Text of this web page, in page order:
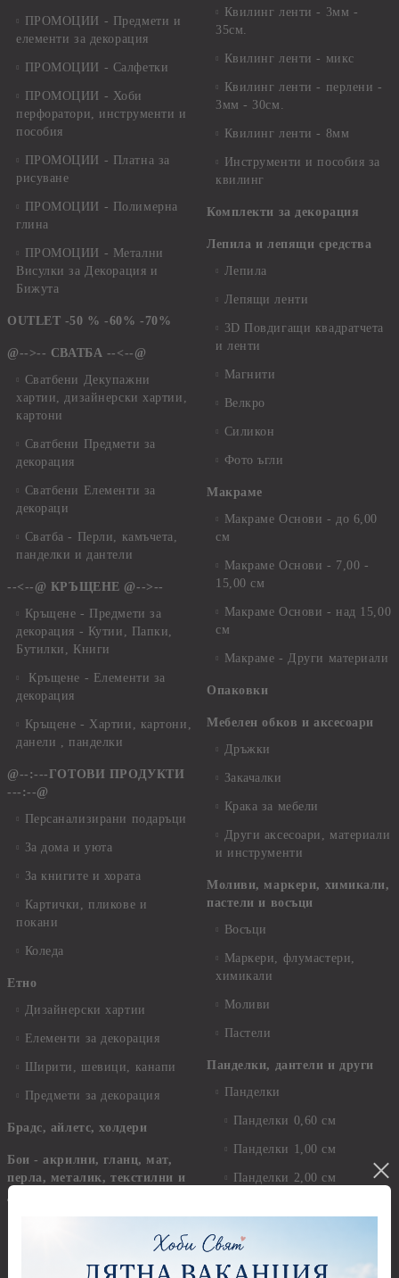
ПРОМОЦИИ - Предмети и
елементи за декорация
ПРОМОЦИИ - Салфетки
ПРОМОЦИИ - Хоби
перфоратори, инструменти и
пособия
ПРОМОЦИИ - Платна за
рисуване
ПРОМОЦИИ - Полимерна
глина
ПРОМОЦИИ - Метални
Висулки за Декорация и
Бижута
OUTLET -50 % -60% -70%
@-->-- СВАТБА --<--@
Сватбени Декупажни
хартии, дизайнерски хартии,
картони
Сватбени Предмети за
декорация
Сватбени Елементи за
декораци
Сватба - Перли, камъчета,
панделки и дантели
--<--@ КРЪЩЕНЕ @-->--
Кръщене - Предмети за
декорация - Кутии, Папки,
Бутилки, Книги
Кръщене - Елементи за
декорация
Кръщене - Хартии, картони,
данели , панделки
@--:---ГОТОВИ ПРОДУКТИ
---:--@
Персанализирани подаръци
За дома и уюта
За книгите и хората
Картички, пликове и
покани
Коледа
Етно
Дизайнерски хартии
Елементи за декорация
Ширити, шевици, канапи
Предмети за декорация
Брадс, айлетс, холдери
Бои - акрилни, гланц, мат,
перла, металик, текстилни и
други
Акрилни бои - Pentart
Квилинг ленти - 3мм -
35см.
Квилинг ленти - микс
Квилинг ленти - перлени -
3мм - 30см.
Квилинг ленти - 8мм
Инструменти и пособия за
квилинг
Комплекти за декорация
Лепила и лепящи средства
Лепила
Лепящи ленти
3D Повдигащи квадратчета
и ленти
Магнити
Велкро
Силикон
Фото ъгли
Макраме
Макраме Основи - до 6,00
см
Макраме Основи - 7,00 -
15,00 см
Макраме Основи - над 15,00
см
Макраме - Други материали
Опаковки
Мебелен обков и аксесоари
Дръжки
Закачалки
Крака за мебели
Други аксесоари, материали
и инструменти
Моливи, маркери, химикали,
пастели и восъци
Восъци
Маркери, флумастери,
химикали
Моливи
Пастели
Панделки, дантели и други
Панделки
Панделки 0,60 см
Панделки 1,00 см
Панделки 2,00 см
Панделки 4,00 см
Панделки - други